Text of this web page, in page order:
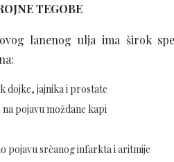
TEGOBE
lanenog ulja ima širok
dojke, jajnika i prostate
pojavu moždane kapi
pojavu srčanog infarkta i aritmije